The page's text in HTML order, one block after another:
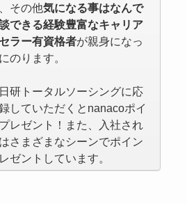
その他気になる事はなんで
できる経験豊富なキャリア
ラー有資格者が親身になっ
のります。
研トータルソーシングに応
していただくとnanacoポイ
レゼント！また、入社され
さまざまなシーンでポイン
ゼントしています。